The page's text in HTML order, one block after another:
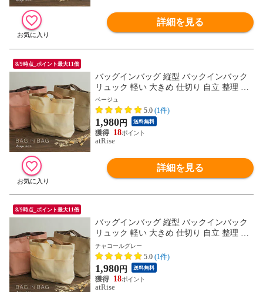
詳細を見る
8/9時点_ポイント最大11倍
バッグインバッグ 縦型 バックインバック
リュック 軽い 大きめ 仕切り 自立 整理 整
頓 深型バッグインバッグ 深型 トート イン
ナーバッグ マザーズバッグ ポーチ トラベ
ルポーチ ギフト プレゼント
ベージュ
5.0 (1件)
1,980円 送料無料
18
atRise
詳細を見る
8/9時点_ポイント最大11倍
バッグインバッグ 縦型 バックインバック
リュック 軽い 大きめ 仕切り 自立 整理 整
頓 深型バッグインバッグ 深型 トート イン
ナーバッグ マザーズバッグ ポーチ トラベ
ルポーチ ギフト プレゼント
チャコールグレー
5.0 (1件)
1,980円 送料無料
18
atRise